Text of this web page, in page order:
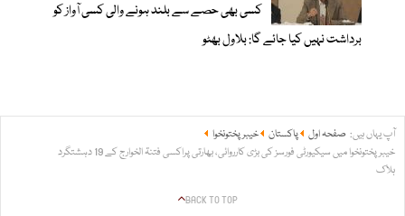
کسی بھی حصے سے بلند ہونے والی کسی آواز کو
برداشت نہیں کیا جائے گا: بلاول بھٹو
آپ یہاں ہیں: صفحہ اول پاکستان
خیبر پختونخوا
خیبر پختونخوا میں سیکیورٹی فورسز کی بڑی کارروائی، بھارتی پراکسی فتنۃ الخوارج کے 19 دہشتگرد
ہلاک
BACK TO TOP